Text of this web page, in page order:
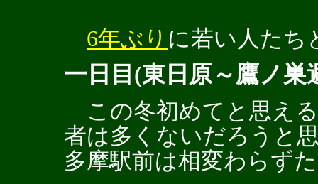
6年ぶり に若い人たち
一日目(東日原～鷹ノ巣
この冬初めてと思え
者は多くないだろうと
多摩駅前は相変わらず